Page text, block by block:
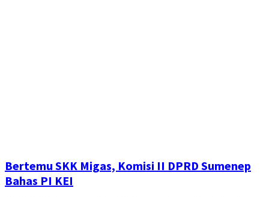
Bertemu SKK Migas, Komisi II DPRD Sumenep
Bahas PI KEI